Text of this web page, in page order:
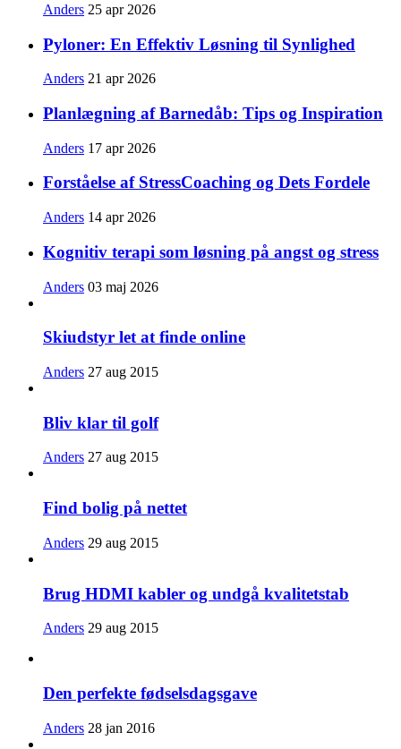
Anders 25 apr 2026
Pyloner: En Effektiv Løsning til Synlighed
Anders 21 apr 2026
Planlægning af Barnedåb: Tips og Inspiration
Anders 17 apr 2026
Forståelse af StressCoaching og Dets Fordele
Anders 14 apr 2026
Kognitiv terapi som løsning på angst og stress
Anders 03 maj 2026
Skiudstyr let at finde online
Anders 27 aug 2015
Bliv klar til golf
Anders 27 aug 2015
Find bolig på nettet
Anders 29 aug 2015
Brug HDMI kabler og undgå kvalitetstab
Anders 29 aug 2015
Den perfekte fødselsdagsgave
Anders 28 jan 2016